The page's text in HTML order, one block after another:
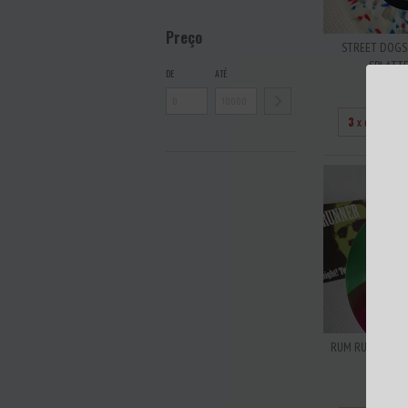
Preço
DE ATÉ
STREET
3 x de
RUM RUNNER -